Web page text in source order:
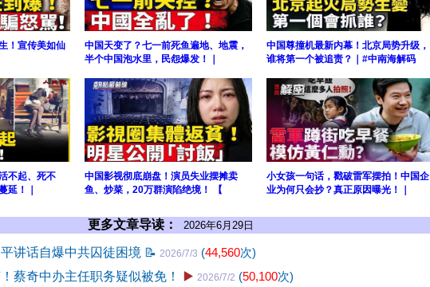
！宣传美如仙
中国天变了？七一前死鱼遍地、地震，
半个中国泡水里，民怨爆发！｜
中国尊撞机最新内幕！北京局势升级，
谁将第一个被追责？｜#中南海解码
不起、死不
延！｜
中国影视彻底崩盘！演员失业摆摊卖
鱼、炒菜，20万群演陷绝境！ 【
小女孩一句话，戳破雷军摆拍！中国企
业为何只会抄？真正原因曝光！｜
更多文章导读： 2026年6月29日
讲话自爆中共囚徒困境 📝 2026/7/3 (44,560次)
蔡奇中办主任职务疑似被免！
▶️ 2026/7/2 (50,100次)